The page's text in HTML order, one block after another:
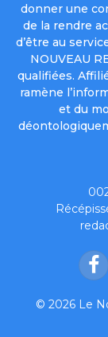
donner une
de la rendre
d’être au
NOUVEAU
qualifiées.
ramène
et du
© 2026 Le